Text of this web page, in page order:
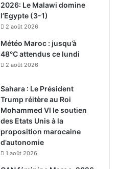
2026: Le Malawi domine
l’Egypte (3-1)
2 août 2026
Météo Maroc : jusqu’à
48°C attendus ce lundi
2 août 2026
Sahara : Le Président
Trump réitère au Roi
Mohammed VI le soutien
des Etats Unis à la
proposition marocaine
d’autonomie
1 août 2026